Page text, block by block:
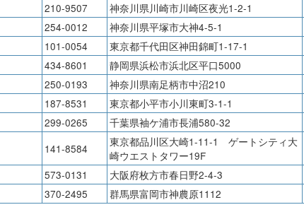
210-9507 神奈川県川崎市川崎区夜光1-2-1
254-0012 神奈川県平塚市大神4-5-1
101-0054 東京都千代田区神田錦町1-17-1
434-8601 静岡県浜松市浜北区平口5000
250-0193 神奈川県南足柄市中沼210
187-8531 東京都小平市小川東町3-1-1
299-0265 千葉県袖ケ浦市長浦580-32
141-8584
東京都品川区大崎1-11-1 ゲートシティ大
崎ウエストタワー19F
573-0131 大阪府枚方市春日野2-4-3
370-2495 群馬県富岡市神農原1112